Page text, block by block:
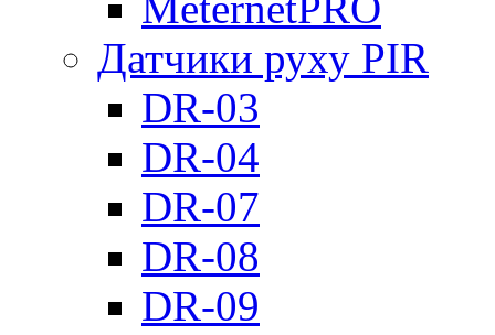
Датчики руху PIR
DR-03
DR-04
DR-07
DR-08
DR-09